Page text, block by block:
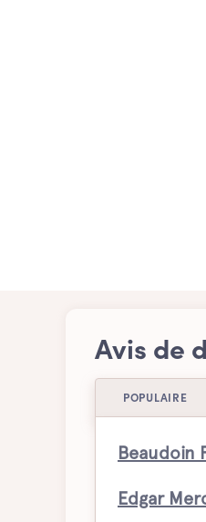
Avis de
POPULAIRE
Beaudoin
Edgar